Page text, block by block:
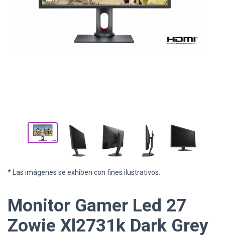
* Las imágenes se exhiben con fines ilustrativos.
Monitor Gamer Led 27
Zowie Xl2731k Dark Grey